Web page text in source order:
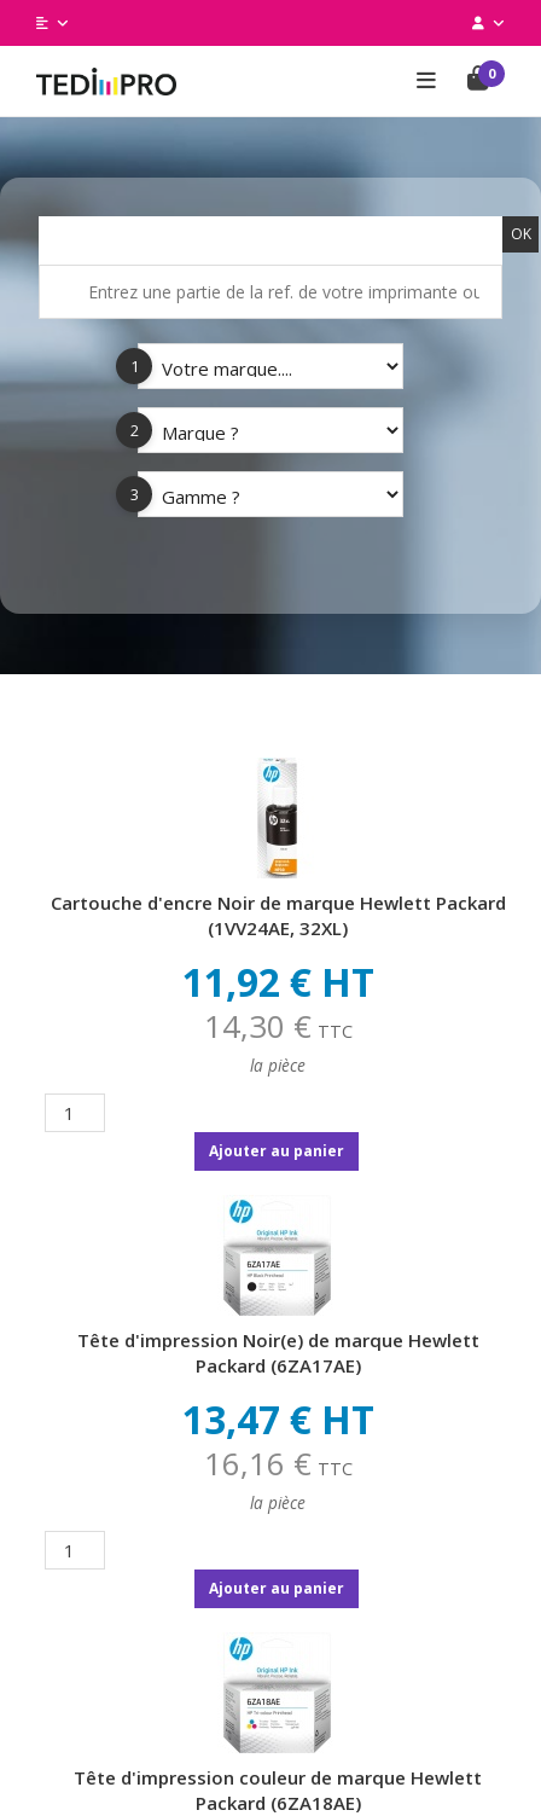
0
OK
1
2
3
Cartouche d'encre Noir de marque Hewlett Packard
(1VV24AE, 32XL)
11,92 € HT
14,30 € TTC
la pièce
Ajouter au panier
Tête d'impression Noir(e) de marque Hewlett
Packard (6ZA17AE)
13,47 € HT
16,16 € TTC
la pièce
Ajouter au panier
Tête d'impression couleur de marque Hewlett
Packard (6ZA18AE)